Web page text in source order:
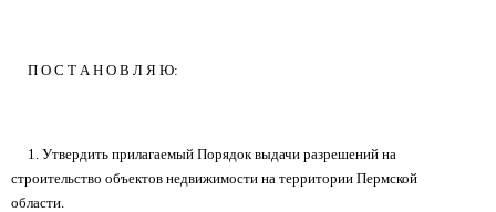
П О С Т А Н О В Л Я Ю:
1. Утвердить прилагаемый Порядок выдачи разрешений на
строительство объектов недвижимости на территории Пермской
области.